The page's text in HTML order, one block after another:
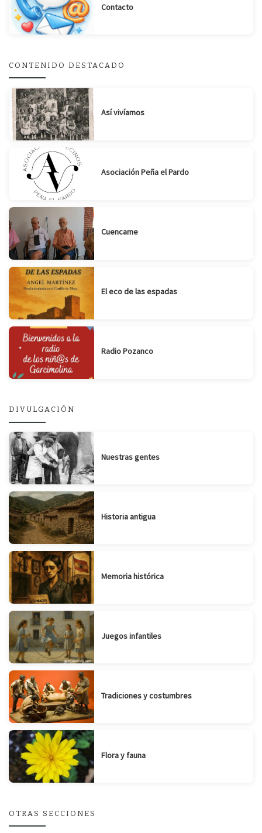
Contacto
CONTENIDO DESTACADO
Así vivíamos
Asociación Peña el Pardo
Cuencame
El eco de las espadas
Radio Pozanco
DIVULGACIÓN
Nuestras gentes
Historia antigua
Memoria histórica
Juegos infantiles
Tradiciones y costumbres
Flora y fauna
OTRAS SECCIONES